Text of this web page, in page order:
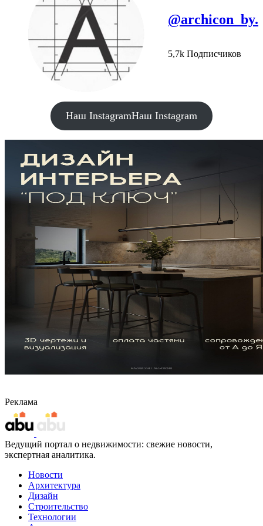
@archicon_by.
5,7k Подписчиков
Наш InstagramНаш Instagram
Реклама
Ведущий портал о недвижимости: свежие новости,
экспертная аналитика.
Новости
Архитектура
Дизайн
Строительство
Технологии